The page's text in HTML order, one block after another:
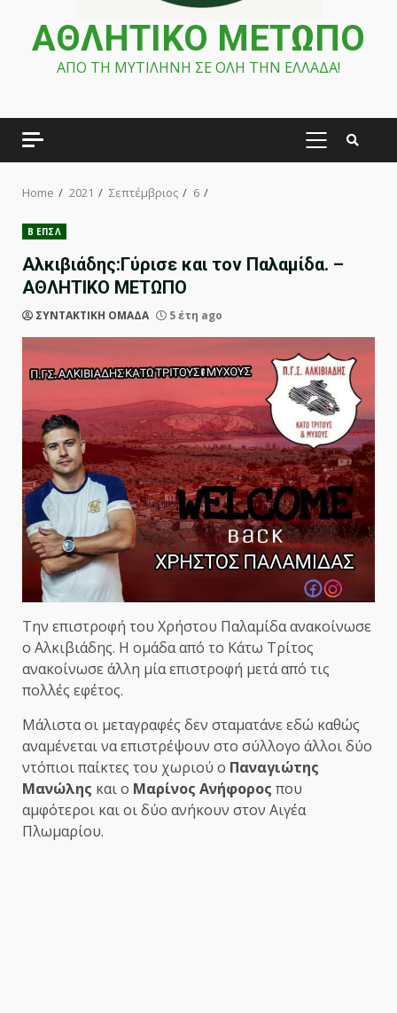
ΑΘΛΗΤΙΚΟ ΜΕΤΩΠΟ
ΑΠΟ ΤΗ ΜΥΤΙΛΗΝΗ ΣΕ ΟΛΗ ΤΗΝ ΕΛΛΑΔΑ!
PRIMARY
Home 2021 Σεπτέμβριος 6
Β ΕΠΣΛ
Αλκιβιάδης:Γύρισε και τον Παλαμίδα. –
ΑΘΛΗΤΙΚΟ ΜΕΤΩΠΟ
ΣΥΝΤΑΚΤΙΚΗ ΟΜΑΔΑ 5 έτη ago
Την επιστροφή του Χρήστου Παλαμίδα ανακοίνωσε
ο Αλκιβιάδης. Η ομάδα από το Κάτω Τρίτος
ανακοίνωσε άλλη μία επιστροφή μετά από τις
πολλές εφέτος.
Μάλιστα οι μεταγραφές δεν σταματάνε εδώ καθώς
αναμένεται να επιστρέψουν στο σύλλογο άλλοι δύο
ντόπιοι παίκτες του χωριού ο Παναγιώτης
Μανώλης και ο Μαρίνος Ανήφορος που
αμφότεροι και οι δύο ανήκουν στον Αιγέα
Πλωμαρίου.